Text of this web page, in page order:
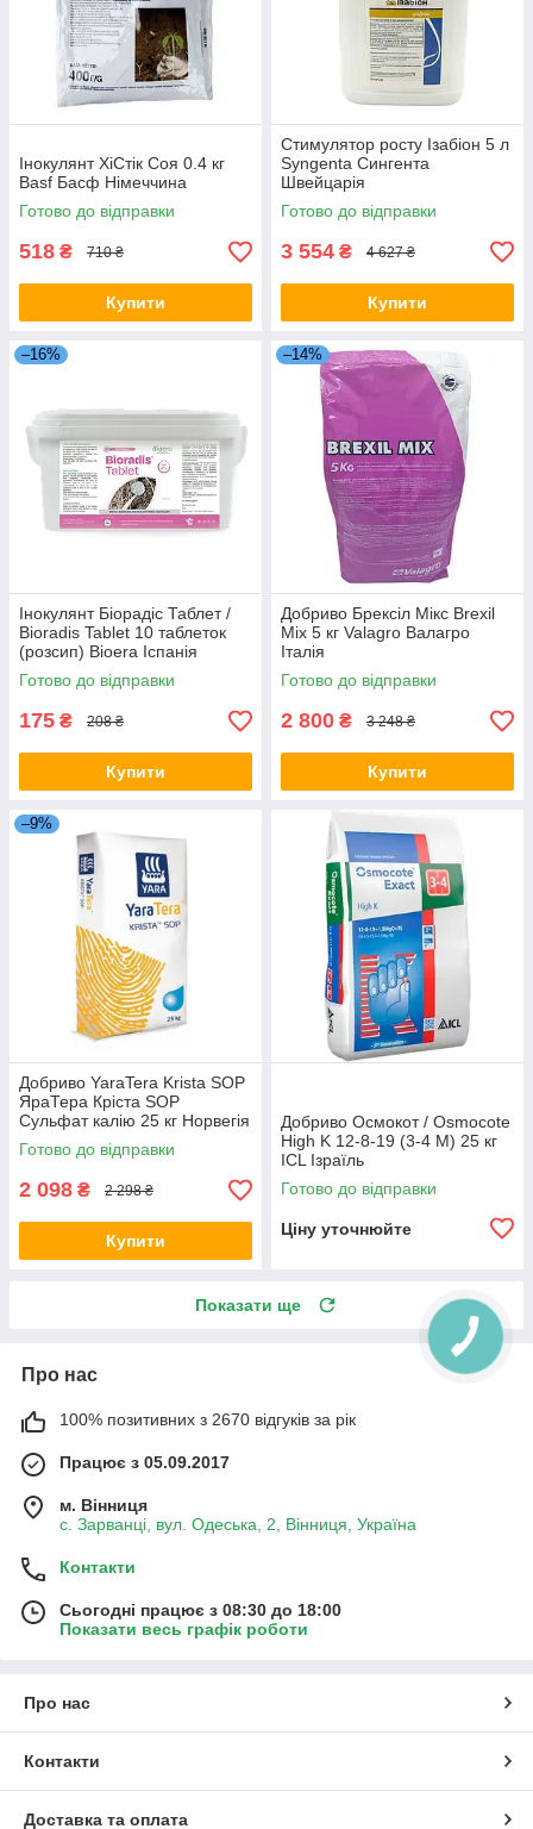
Інокулянт ХіСтік Соя 0.4 кг
Basf Басф Німеччина
Готово до відправки
518 ₴ 710 ₴
Купити
Стимулятор росту Ізабіон 5 л
Syngenta Сингента
Швейцарія
Готово до відправки
3 554 ₴ 4 627 ₴
Купити
–16%
Інокулянт Біорадіс Таблет /
Bioradis Tablet 10 таблеток
(розсип) Bioera Іспанія
Готово до відправки
175 ₴ 208 ₴
Купити
–14%
Добриво Брексіл Мікс Brexil
Mix 5 кг Valagro Валагро
Італія
Готово до відправки
2 800 ₴ 3 248 ₴
Купити
–9%
Добриво YaraTera Krista SOP
ЯраТера Кріста SOP
Сульфат калію 25 кг Норвегія
Готово до відправки
2 098 ₴ 2 298 ₴
Купити
Добриво Осмокот / Osmocote
High K 12-8-19 (3-4 М) 25 кг
ICL Ізраїль
Готово до відправки
Ціну уточнюйте
Показати ще
Про нас
100% позитивних з 2670 відгуків за рік
Працює з 05.09.2017
м. Вінниця
с. Зарванці, вул. Одеська, 2, Вінниця, Україна
Контакти
Сьогодні працює з 08:30 до 18:00
Показати весь графік роботи
Про нас
Контакти
Доставка та оплата